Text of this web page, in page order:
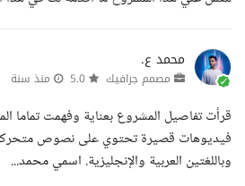
محمد ع.
مصمم جرافيك منذ سنة
قرأت تفاصيل المشروع بعناية وفهمت تماما
فيديوهات قصيرة تحتوي على نصوص
وباللغتين العربية والإنجليزية. اسمي محمد...